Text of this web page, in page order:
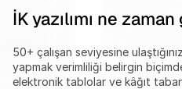
İK yazılımı ne
50+ çalışan seviyesine
yapmak verimliliği belirgin
elektronik tablolar ve kâğıt